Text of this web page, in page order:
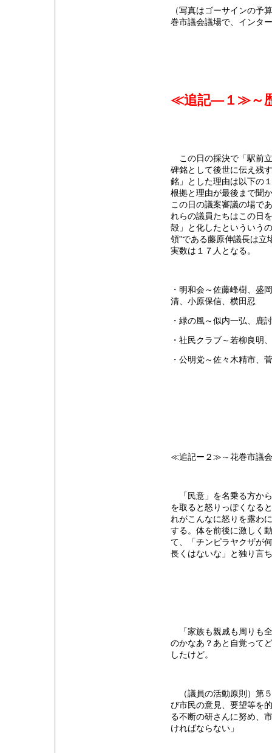
（写真はゴーサインの予
巻市議会議場で、インタ
≪追記―１≫～歴
この日の採決で「駅前
碑銘として後世に伝え残
銘」とした理由は以下の
根拠と理由が最後まで聞
この日の議案審議の場で
れらの議員たちはこの日
殻」と化したといういう
領”である藤原伸議長は立
実数は１７人となる。
・明和会～佐藤峰樹、盛
清、小原保信、横田忍
・緑の風～似内一弘、鹿
・社民クラブ～若柳良明
・公明党～佐々木精市、
≪追記ー２≫～花巻市議
「民意」を名乗る方か
を取ると怒りっぽくなる
れがこんなに怒りを露わ
する。体を前後に激しく
て、「チンピラヤクザが
長くはないな」と独り言
「家族も親戚も周りも
のかなあ？あと自覚って
したけど。
（議員の活動原則）第
び市民の意見、要望等を
る不断の研さんに努め、
ければならない」